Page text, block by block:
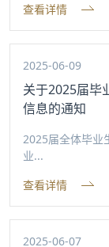
查看详情
2025-06-09
关于2025届毕
信息的通知
2025届全体毕业
业...
查看详情
2025-06-07